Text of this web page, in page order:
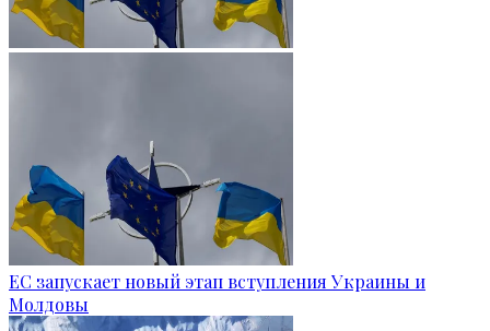
ЕС запускает новый этап вступления Украины и
Молдовы